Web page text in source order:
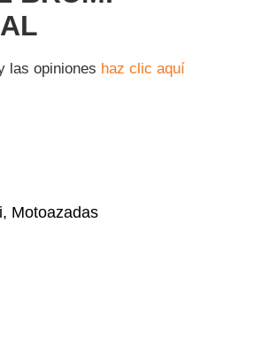
las opiniones haz clic aquí
, Motoazadas